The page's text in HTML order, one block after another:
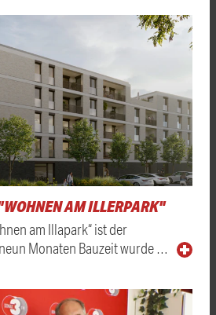
AM ILLERPARK"
am Illapark“ ist der
Monaten Bauzeit wurde …